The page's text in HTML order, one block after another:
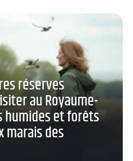
réserves
au Royaume-
humides et forêts
marais des